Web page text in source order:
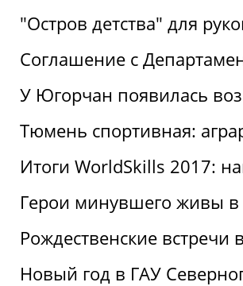
"Остров детства" для
Соглашение с
У Югорчан появилась
Тюмень спортивная:
Итоги WorldSkills 2017:
Герои минувшего живы
Рождественские встречи
Новый год в ГАУ